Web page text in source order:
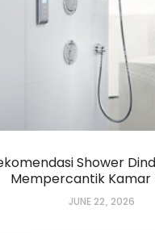
Shower
Mempercantik Kamar
JUNE 22, 2026